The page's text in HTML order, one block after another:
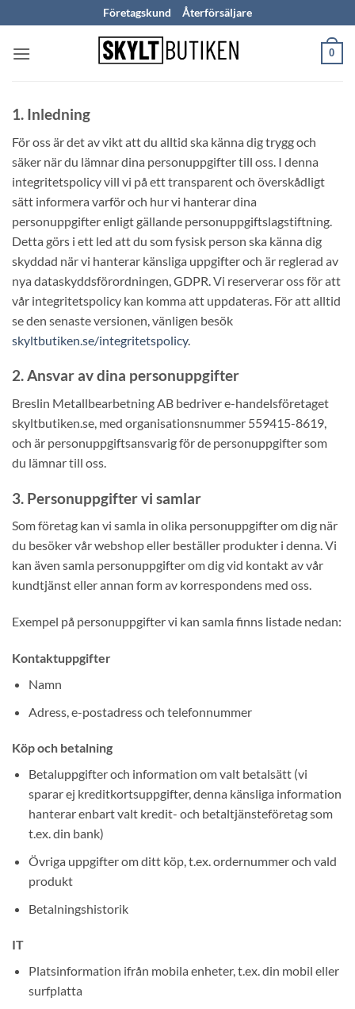
to
content
Företagskund Återförsäljare
0
1. Inledning
För oss är det av vikt att du alltid ska känna dig trygg och
säker när du lämnar dina personuppgifter till oss. I denna
integritetspolicy vill vi på ett transparent och överskådligt
sätt informera varför och hur vi hanterar dina
personuppgifter enligt gällande personuppgiftslagstiftning.
Detta görs i ett led att du som fysisk person ska känna dig
skyddad när vi hanterar känsliga uppgifter och är reglerad av
nya dataskyddsförordningen, GDPR. Vi reserverar oss för att
vår integritetspolicy kan komma att uppdateras. För att alltid
se den senaste versionen, vänligen besök
skyltbutiken.se/integritetspolicy.
2. Ansvar av dina personuppgifter
Breslin Metallbearbetning AB bedriver e-handelsföretaget
skyltbutiken.se, med organisationsnummer 559415-8619,
och är personuppgiftsansvarig för de personuppgifter som
du lämnar till oss.
3. Personuppgifter vi samlar
Som företag kan vi samla in olika personuppgifter om dig när
du besöker vår webshop eller beställer produkter i denna. Vi
kan även samla personuppgifter om dig vid kontakt av vår
kundtjänst eller annan form av korrespondens med oss.
Exempel på personuppgifter vi kan samla finns listade nedan:
Kontaktuppgifter
Namn
Adress, e-postadress och telefonnummer
Köp och betalning
Betaluppgifter och information om valt betalsätt (vi
sparar ej kreditkortsuppgifter, denna känsliga information
hanterar enbart valt kredit- och betaltjänsteföretag som
t.ex. din bank)
Övriga uppgifter om ditt köp, t.ex. ordernummer och vald
produkt
Betalningshistorik
IT
Platsinformation ifrån mobila enheter, t.ex. din mobil eller
surfplatta